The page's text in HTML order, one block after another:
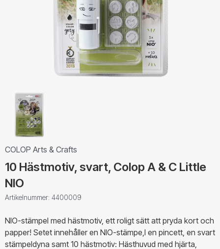
COLOP Arts & Crafts
10 Hästmotiv, svart, Colop A & C Little
NIO
Artikelnummer: 4400009
NIO-stämpel med hästmotiv, ett roligt sätt att pryda kort och
papper! Setet innehåller en NIO-stämpe,l en pincett, en svart
stämpeldyna samt 10 hästmotiv: Hästhuvud med hjärta,